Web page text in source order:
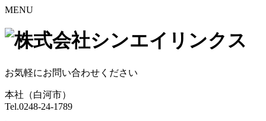
MENU
お気軽にお問い合わせください
本社（白河市）
Tel.0248-24-1789